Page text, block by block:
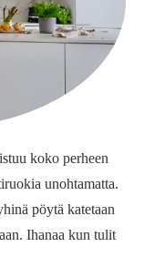
koko perheen
unohtamatta.
pöytä katetaan
Ihanaa kun tulit